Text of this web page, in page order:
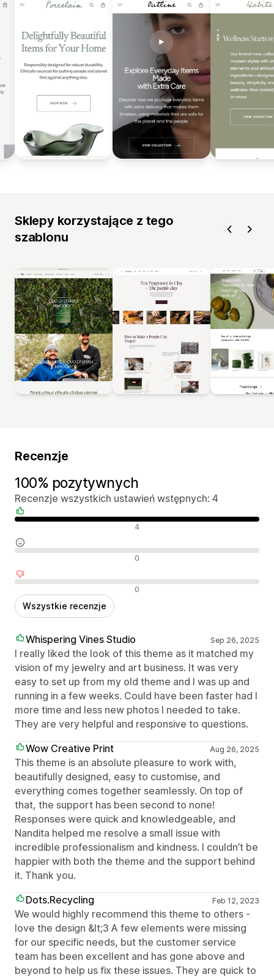
Sklepy korzystające z tego
szablonu
Recenzje
100% pozytywnych
Recenzje wszystkich ustawień wstępnych: 4
Pozytywne recenzje 4
Neutralne recenzje 0
Negatywne recenzje 0
Wszystkie recenzje
Whispering Vines Studio Sep 26, 2025
I really liked the look of this theme as it matched my
vision of my jewelry and art business. It was very
easy to set up from my old theme and I was up and
running in a few weeks. Could have been faster had I
more time and less new photos I needed to take.
They are very helpful and responsive to questions.
Wow Creative Print
Aug 26, 2025
This theme is an absolute pleasure to work with,
beautifully designed, easy to customise, and
everything comes together seamlessly. On top of
that, the support has been second to none!
Responses were quick and knowledgeable, and
Nandita helped me resolve a small issue with
incredible professionalism and kindness. I couldn’t be
happier with both the theme and the support behind
it. Thank you.
Dots.Recycling
Feb 12, 2023
We would highly recommend this theme to others -
love the design &lt;3 A few elements were missing
for our specific needs, but the customer service
team has been excellent and has gone above and
beyond to help us fix these issues. They are quick to